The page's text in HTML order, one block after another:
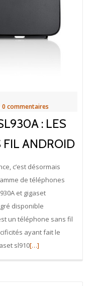
0 commentaires
: LES
FIL ANDROID
c’est désormais
de téléphones
et gigaset
disponible
un téléphone sans fil
ayant fait le
sl910En
[…]